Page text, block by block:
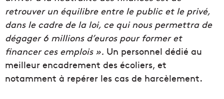
retrouver un équilibre entre le public et le privé,
dans le cadre de la loi, ce qui nous permettra de
dégager 6 millions d’euros pour former et
financer ces emplois ». Un personnel dédié au
meilleur encadrement des écoliers, et
notamment à repérer les cas de harcèlement.